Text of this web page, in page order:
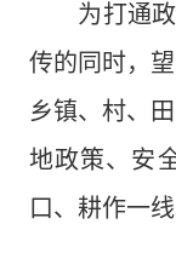
为打通政
传的同时，
乡镇、村、
地政策、安
口、耕作一线